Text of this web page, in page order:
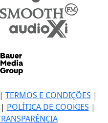
TERMOS E CONDIÇÕES |
| POLÍTICA DE COOKIES |